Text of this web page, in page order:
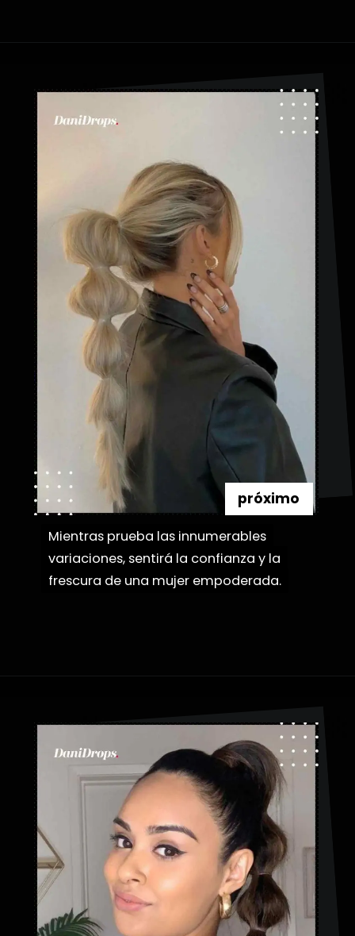
Mientras prueba las innumerables
variaciones, sentirá la confianza y la
frescura de una mujer empoderada.
Mientras prueba las innumerables
variaciones, sentirá la confianza y la
frescura de una mujer empoderada.
próximo